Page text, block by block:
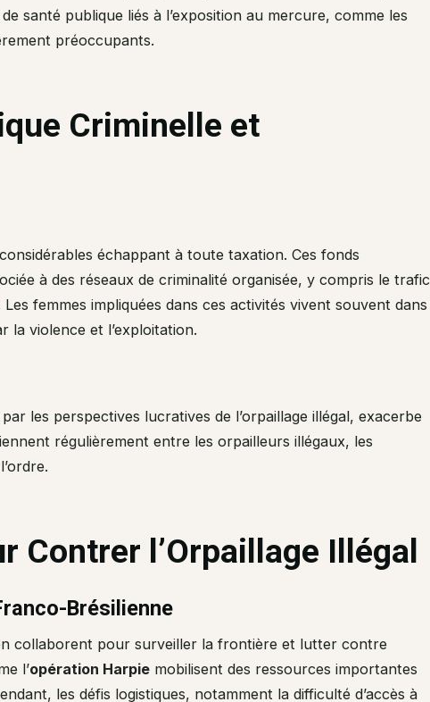
santé publique liés à l’exposition au mercure, comme les
préoccupants.
Criminelle et
échappant à toute taxation. Ces fonds
à des réseaux de criminalité organisée, y compris le trafic
femmes impliquées dans ces activités vivent souvent dans
la violence et l’exploitation.
les perspectives lucratives de l’orpaillage illégal, exacerbe
régulièrement entre les orpailleurs illégaux, les
Contrer l’Orpaillage Illégal
Brésilienne
collaborent pour surveiller la frontière et lutter contre
l’opération Harpie mobilisent des ressources importantes
les défis logistiques, notamment la difficulté d’accès à